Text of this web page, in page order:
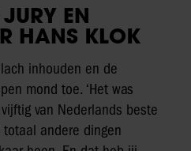
EN
HANS KLOK
inhouden en de
mond toe. ‘Het was
van Nederlands beste
andere dingen